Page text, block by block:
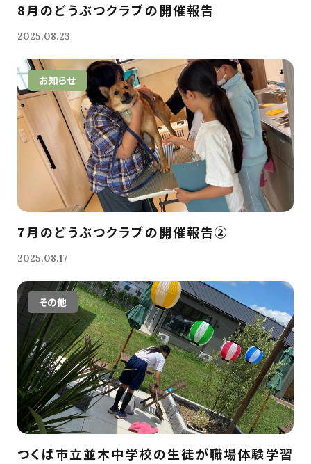
8月のどうぶつクラブの開催報告
2025.08.23
お知らせ
7月のどうぶつクラブの開催報告②
2025.08.17
その他
つくば市立並木中学校の生徒が職場体験学習